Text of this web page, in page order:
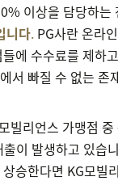
이상을 담당하는
니다. PG사란 온라
에 수수료를 제하
서 빠질 수 없는 존
빌리언스 가맹점 중
이 발생하고 있습
승한다면 KG모빌